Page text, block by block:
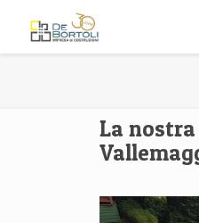
La